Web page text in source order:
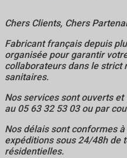
Chers Clients, Chers
Fabricant français depuis
organisée pour garantir
collaborateurs dans le strict
sanitaires.
Nos services sont ouverts
au 05 63 32 53 03 ou par
Nos délais sont conformes
expéditions sous 24/48h de
résidentielles.